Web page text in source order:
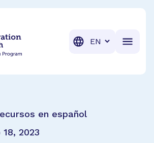
Translation
en español
18, 2023